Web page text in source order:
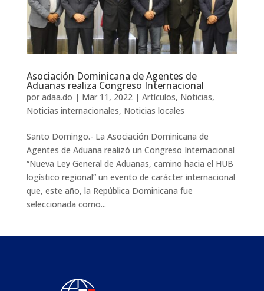
Asociación Dominicana de Agentes de
Aduanas realiza Congreso Internacional
por adaa.do | Mar 11, 2022| Artículos, Noticias,
Noticias internacionales, Noticias locales
Santo Domingo.- La Asociación Dominicana de
Agentes de Aduana realizó un Congreso Internacional
“Nueva Ley General de Aduanas, camino hacia el HUB
logístico regional” un evento de carácter internacional
que, este año, la República Dominicana fue
seleccionada como...